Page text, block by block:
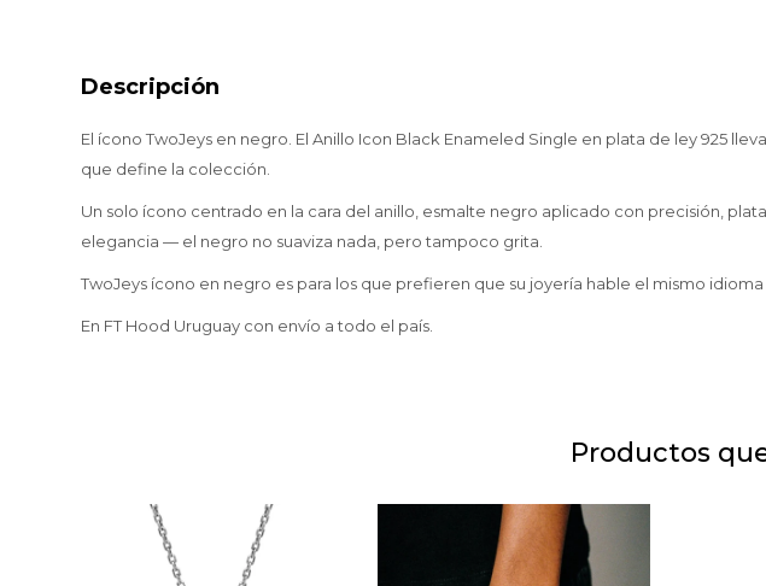
Descripción
El ícono TwoJeys en negro. El Anillo Icon Black Enameled Single en plata de ley 925
que define la colección.
Un solo ícono centrado en la cara del anillo, esmalte negro aplicado con precisión,
elegancia — el negro no suaviza nada, pero tampoco grita.
TwoJeys ícono en negro es para los que prefieren que su joyería hable el mismo
En FT Hood Uruguay con envío a todo el país.
Productos